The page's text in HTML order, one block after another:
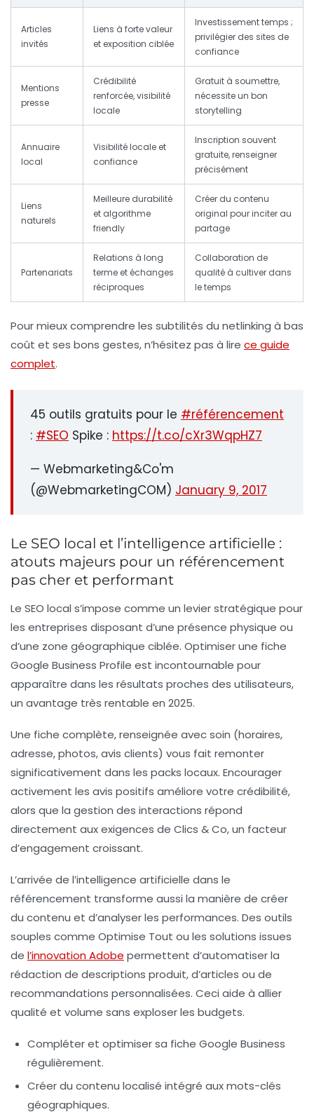
Articles
invités
Liens à forte valeur
et exposition ciblée
Investissement temps ;
privilégier des sites de
confiance
Mentions
presse
Crédibilité
renforcée, visibilité
locale
Gratuit à soumettre,
nécessite un bon
storytelling
Annuaire
local
Visibilité locale et
confiance
Inscription souvent
gratuite, renseigner
précisément
Liens
naturels
Meilleure durabilité
et algorithme
friendly
Créer du contenu
original pour inciter au
partage
Partenariats
Relations à long
terme et échanges
réciproques
Collaboration de
qualité à cultiver dans
le temps
Pour mieux comprendre les subtilités du netlinking à bas
coût et ses bons gestes, n’hésitez pas à lire ce guide
complet.
45 outils gratuits pour le #référencement
: #SEO Spike : https://t.co/cXr3WqpHZ7
— Webmarketing&Co'm
(@WebmarketingCOM) January 9, 2017
Le SEO local et l’intelligence artificielle :
atouts majeurs pour un référencement
pas cher et performant
Le SEO local s’impose comme un levier stratégique pour
les entreprises disposant d’une présence physique ou
d’une zone géographique ciblée. Optimiser une fiche
Google Business Profile est incontournable pour
apparaître dans les résultats proches des utilisateurs,
un avantage très rentable en 2025.
Une fiche complète, renseignée avec soin (horaires,
adresse, photos, avis clients) vous fait remonter
significativement dans les packs locaux. Encourager
activement les avis positifs améliore votre crédibilité,
alors que la gestion des interactions répond
directement aux exigences de Clics & Co, un facteur
d’engagement croissant.
L’arrivée de l’intelligence artificielle dans le
référencement transforme aussi la manière de créer
du contenu et d’analyser les performances. Des outils
souples comme Optimise Tout ou les solutions issues
de l’innovation Adobe permettent d’automatiser la
rédaction de descriptions produit, d’articles ou de
recommandations personnalisées. Ceci aide à allier
qualité et volume sans exploser les budgets.
Compléter et optimiser sa fiche Google Business
régulièrement.
Créer du contenu localisé intégré aux mots-clés
géographiques.